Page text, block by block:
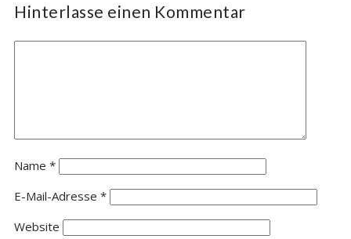
Hinterlasse einen Kommentar
Name *
E-Mail-Adresse *
Website